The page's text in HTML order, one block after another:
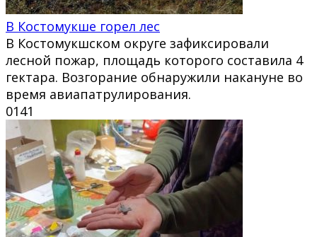
В Костомукше горел лес
В Костомукшском округе зафиксировали
лесной пожар, площадь которого составила 4
гектара. Возгорание обнаружили накануне во
время авиапатрулирования.
0141